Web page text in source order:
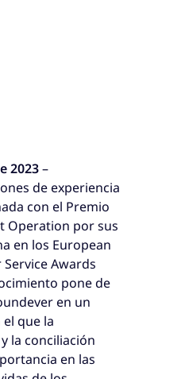
2023–
de experiencia
con el Premio
Operation por sus
en los European
Awards
pone de
en un
que la
la conciliación
en las